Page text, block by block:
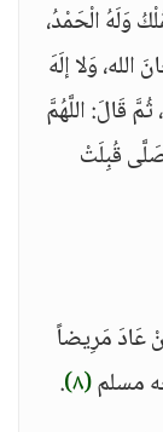
وَلَهُ الْحَمْدُ،
وَلا إلَهَ
ثُمَّ قَالَ: اللَّهُمَّ
قُبِلَتْ
عَادَ مَرِيضاً
مسلم(٨) .